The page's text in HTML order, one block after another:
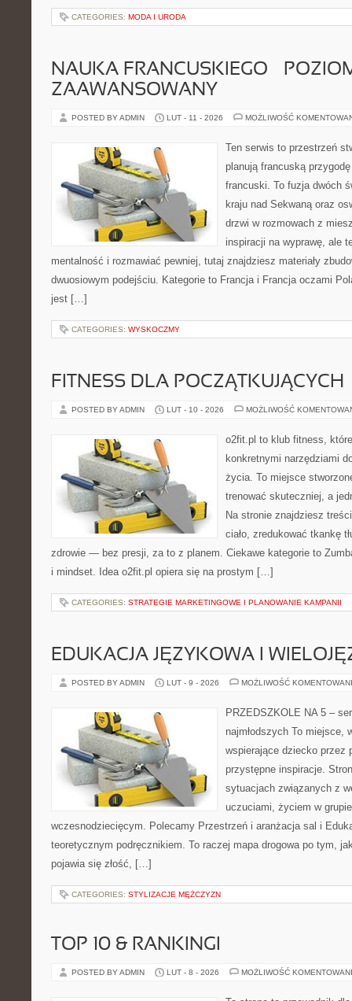
CATEGORIES: MODA I URODA
NAUKA FRANCUSKIEGO –
ZAAWANSOWANY
POSTED BY ADMIN LUT - 11 - 2026 MOŻLIWOŚĆ
Ten serwis to przestrzeń
planują francuską
francuski. To fuzja dwóch
kraju nad Sekwaną oraz
drzwi w rozmowach z
inspiracji na wyprawę, ale
mentalność i rozmawiać pewniej, tutaj znajdziesz materiały
dwuosiowym podejściu. Kategorie to Francja i Francja oczami
jest […]
CATEGORIES: WYSKOCZMY
FITNESS DLA POCZĄTKUJĄCYCH
POSTED BY ADMIN LUT - 10 - 2026 MOŻLIWOŚĆ
o2fit.pl to klub fitness,
konkretnymi narzędziami
życia. To miejsce
trenować skuteczniej, a
Na stronie znajdziesz
ciało, zredukować tkankę
zdrowie — bez presji, za to z planem. Ciekawe kategorie to
i mindset. Idea o2fit.pl opiera się na prostym […]
CATEGORIES: STRATEGIE MARKETINGOWE I PLANOWANIE KAMPANII
EDUKACJA JĘZYKOWA I
POSTED BY ADMIN LUT - 9 - 2026 MOŻLIWOŚĆ
PRZEDSZKOLE NA 5 –
najmłodszych To miejsce,
wspierające dziecko przez
przystępne inspiracje.
sytuacjach związanych z
uczuciami, życiem w
wczesnodziecięcym. Polecamy Przestrzeń i aranżacja sal i
teoretycznym podręcznikiem. To raczej mapa drogowa po tym,
pojawia się złość, […]
CATEGORIES: STYLIZACJE MĘŻCZYZN
TOP 10 & RANKINGI
POSTED BY ADMIN LUT - 8 - 2026 MOŻLIWOŚĆ